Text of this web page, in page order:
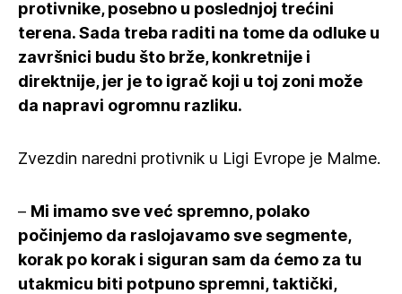
protivnike, posebno u poslednjoj trećini
terena. Sada treba raditi na tome da odluke u
završnici budu što brže, konkretnije i
direktnije, jer je to igrač koji u toj zoni može
da napravi ogromnu razliku.
Zvezdin naredni protivnik u Ligi Evrope je Malme.
– Mi imamo sve već spremno, polako
počinjemo da raslojavamo sve segmente,
korak po korak i siguran sam da ćemo za tu
utakmicu biti potpuno spremni, taktički,